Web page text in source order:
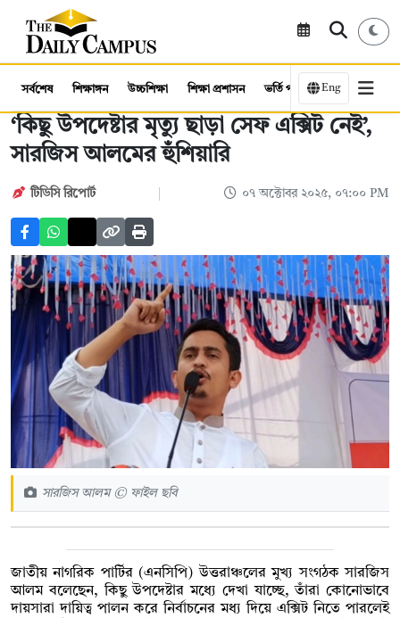
সর্বশেষ শিক্ষাঙ্গন উচ্চশিক্ষা শিক্ষা প্রশাসন ভর্তি পরীক্ষা কর্মসংস্থান
Eng
‘কিছু উপদেষ্টার মৃত্যু ছাড়া সেফ এক্সিট নেই’,
সারজিস আলমের হুঁশিয়ারি
টিডিসি রিপোর্ট ০৭ অক্টোবর ২০২৫, ০৭:০০ PM
সারজিস আলম © ফাইল ছবি
জাতীয় নাগরিক পার্টির (এনসিপি) উত্তরাঞ্চলের মুখ্য সংগঠক সারজিস
আলম বলেছেন, কিছু উপদেষ্টার মধ্যে দেখা যাচ্ছে, তাঁরা কোনোভাবে
দায়সারা দায়িত্ব পালন করে নির্বাচনের মধ্য দিয়ে এক্সিট নিতে পারলেই